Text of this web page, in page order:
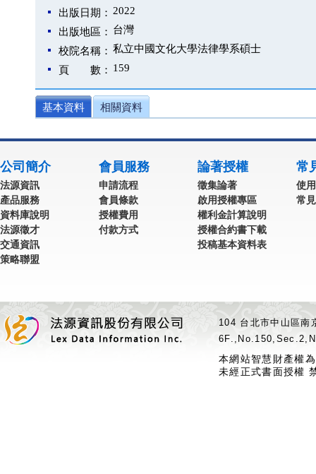
出版日期： 2022
出版地區： 台灣
校院名稱： 私立中國文化大學法律學系碩士
頁 數： 159
基本資料 相關資料
公司簡介
法源資訊
產品服務
資料庫說明
法源徵才
交通資訊
策略聯盟
會員服務
申請流程
會員條款
授權費用
付款方式
論著授權
徵集論著
啟用授權專區
權利金計算說明
授權合約書下載
投稿基本資料表
常
使
常
104 台北市中山區
本網站智慧財產權
未經正式書面授權